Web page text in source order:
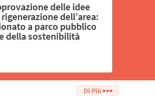
delle idee
dell’area:
a parco pubblico
della sostenibilità
Di Più